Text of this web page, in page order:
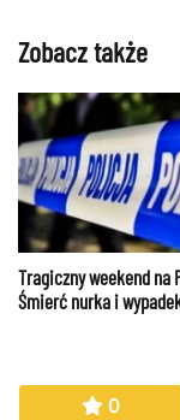
0
Zobacz także
Tragiczny weekend na
Śmierć nurka i